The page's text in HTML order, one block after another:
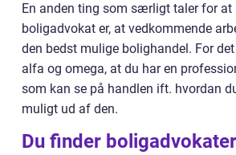
En anden ting som særligt taler for at
boligadvokat er, at vedkommende
den bedst mulige bolighandel. For
alfa og omega, at du har en
som kan se på handlen ift. hvordan
muligt ud af den.
Du finder